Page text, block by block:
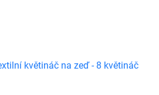
květináč na zeď - 8 květináč